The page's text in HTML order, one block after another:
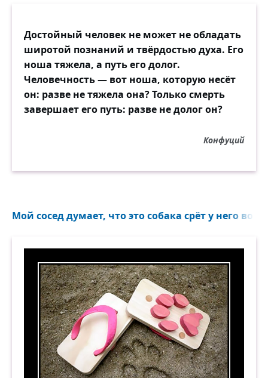
Достойный человек не может не обладать
широтой познаний и твёрдостью духа. Его
ноша тяжела, а путь его долог.
Человечность — вот ноша, которую несёт
он: разве не тяжела она? Только смерть
завершает его путь: разве не долог он?
Конфуций
Мой сосед думает, что это собака срёт у него во